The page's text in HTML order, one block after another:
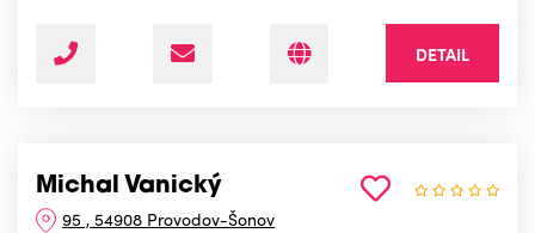
DETAIL
Michal Vanický
95 , 54908 Provodov-Šonov